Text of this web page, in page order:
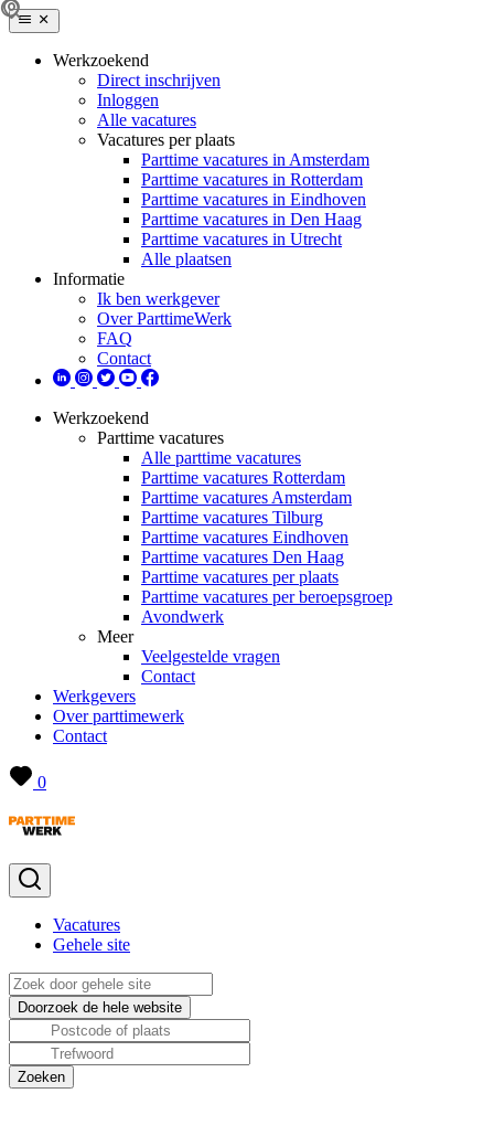
Werkzoekend
Direct inschrijven
Inloggen
Alle vacatures
Vacatures per plaats
Parttime vacatures in Amsterdam
Parttime vacatures in Rotterdam
Parttime vacatures in Eindhoven
Parttime vacatures in Den Haag
Parttime vacatures in Utrecht
Alle plaatsen
Informatie
Ik ben werkgever
Over ParttimeWerk
FAQ
Contact
Werkzoekend
Parttime vacatures
Alle parttime vacatures
Parttime vacatures Rotterdam
Parttime vacatures Amsterdam
Parttime vacatures Tilburg
Parttime vacatures Eindhoven
Parttime vacatures Den Haag
Parttime vacatures per plaats
Parttime vacatures per beroepsgroep
Avondwerk
Meer
Veelgestelde vragen
Contact
Werkgevers
Over parttimewerk
Contact
0
Vacatures
Gehele site